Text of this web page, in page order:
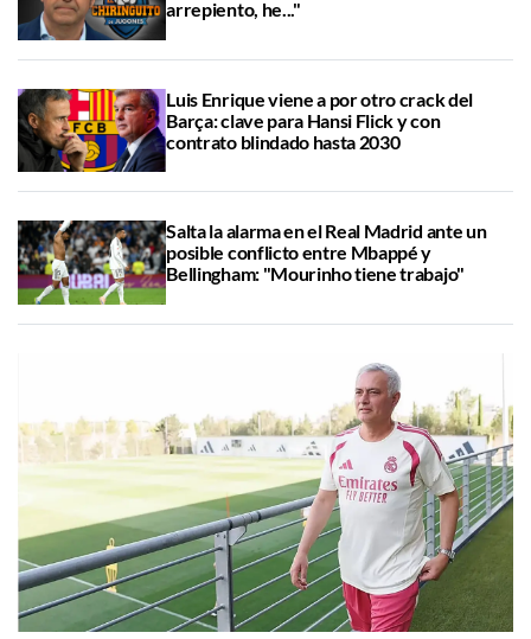
arrepiento, he..."
Luis Enrique viene a por otro crack del
Barça: clave para Hansi Flick y con
contrato blindado hasta 2030
Salta la alarma en el Real Madrid ante un
posible conflicto entre Mbappé y
Bellingham: "Mourinho tiene trabajo"